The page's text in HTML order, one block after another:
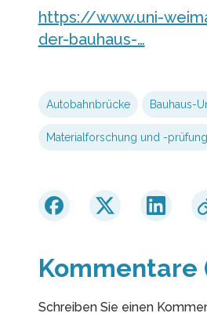
https://www.uni-
der-bauhaus-…
Autobahnbrücke Bauhaus-
Materialforschung und -prüfung
Kommentare
Schreiben Sie einen